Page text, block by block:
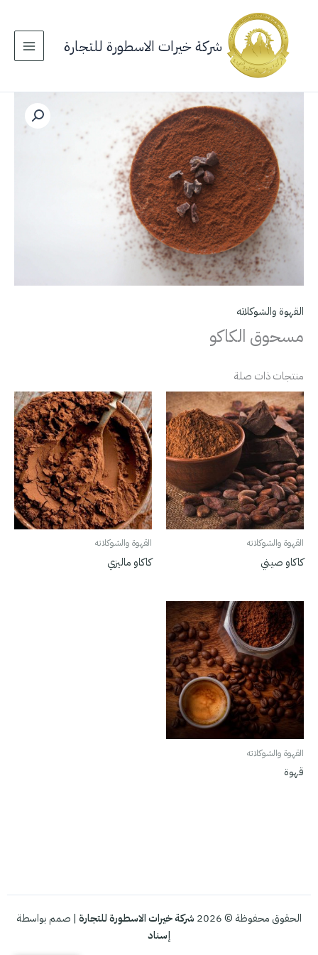
المحتوى
شركة خيرات الاسطورة للتجارة
القهوة والشوكلاته
مسحوق الكاكو
منتجات ذات صلة
القهوة والشوكلاته
كاكاو صيني
القهوة والشوكلاته
كاكاو ماليزي
القهوة والشوكلاته
قهوة
الحقوق محفوظة © 2026 شركة خيرات الاسطورة للتجارة | صمم بواسطة
إسناد